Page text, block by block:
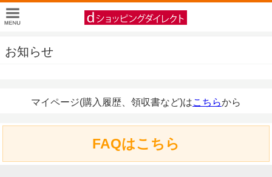
お知らせ
マイページ(購入履歴、領収書など)はこちらから
FAQはこちら